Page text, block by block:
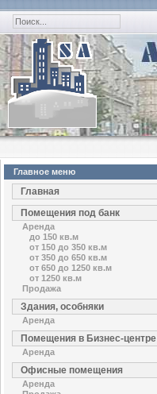
Главное меню
Главная
Помещения под банк
Аренда
до 150 кв.м
от 150 до 350 кв.м
от 350 до 650 кв.м
от 650 до 1250 кв.м
от 1250 кв.м
Продажа
Здания, особняки
Аренда
Помещения в Бизнес-центре
Аренда
Офисные помещения
Аренда